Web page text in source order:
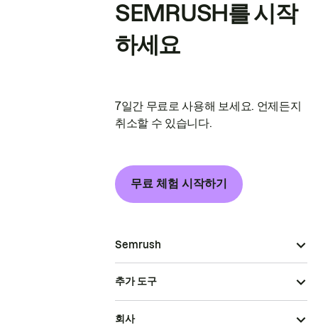
SEMRUSH를 시작
하세요
7일간 무료로 사용해 보세요. 언제든지
취소할 수 있습니다.
무료 체험 시작하기
Semrush
추가 도구
회사